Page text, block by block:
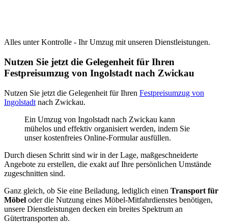
Alles unter Kontrolle - Ihr Umzug mit unseren Dienstleistungen.
Nutzen Sie jetzt die Gelegenheit für Ihren
Festpreisumzug von Ingolstadt nach Zwickau
Nutzen Sie jetzt die Gelegenheit für Ihren Festpreisumzug von
Ingolstadt nach Zwickau.
Ein Umzug von Ingolstadt nach Zwickau kann
mühelos und effektiv organisiert werden, indem Sie
unser kostenfreies Online-Formular ausfüllen.
Durch diesen Schritt sind wir in der Lage, maßgeschneiderte
Angebote zu erstellen, die exakt auf Ihre persönlichen Umstände
zugeschnitten sind.
Ganz gleich, ob Sie eine Beiladung, lediglich einen Transport für
Möbel oder die Nutzung eines Möbel-Mitfahrdienstes benötigen,
unsere Dienstleistungen decken ein breites Spektrum an
Gütertransporten ab.